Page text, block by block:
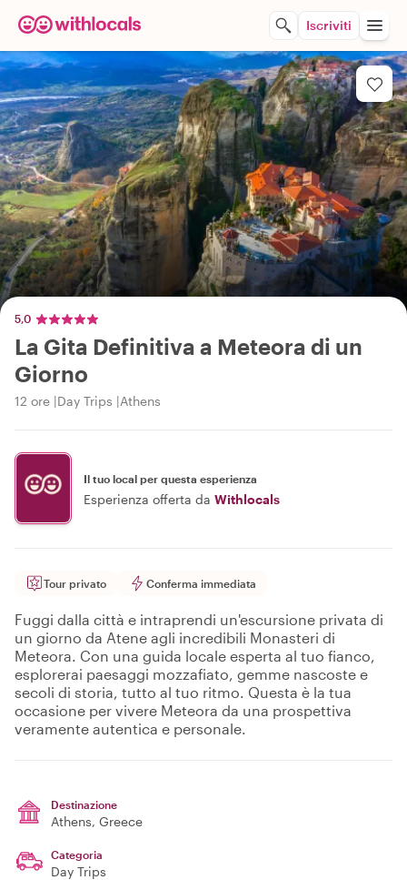
Iscriviti
5,0
La Gita Definitiva a Meteora di un
Giorno
12 ore Day Trips Athens
Il tuo local per questa esperienza
Esperienza offerta da Withlocals
Tour privato Conferma immediata
Fuggi dalla città e intraprendi un'escursione privata di
un giorno da Atene agli incredibili Monasteri di
Meteora. Con una guida locale esperta al tuo fianco,
esplorerai paesaggi mozzafiato, gemme nascoste e
secoli di storia, tutto al tuo ritmo. Questa è la tua
occasione per vivere Meteora da una prospettiva
veramente autentica e personale.
Destinazione
Athens, Greece
Categoria
Day Trips